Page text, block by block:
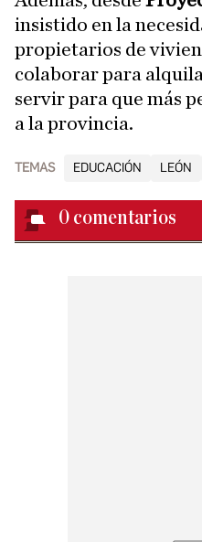
insistido en la
propietarios de
colaborar para
servir para que más
a la provincia.
TEMAS EDUCACIÓN LEÓN
0 comentarios